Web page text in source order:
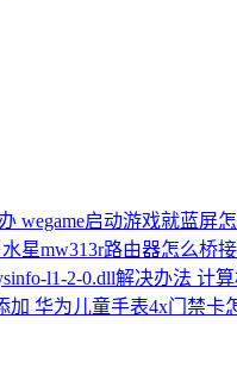
wegame启动游戏就蓝屏
水星mw313r路由器怎么桥接
计算
华为儿童手表4x门禁卡